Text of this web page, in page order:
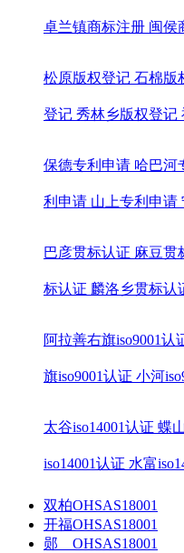
卓兰镇商标注册 闽侯
松原版权登记 石棉版
登记 秀林乡版权登记
保德专利申请 哈巴河
利申请 山上专利申请
巴彦贯标认证 麻豆贯
标认证 麟洛乡贯标认
阿拉善右旗iso9001认
旗iso9001认证 小河
太谷iso14001认证 蝶
iso14001认证 水富
双柏OHSAS18001
开福OHSAS18001
郧 OHSAS18001